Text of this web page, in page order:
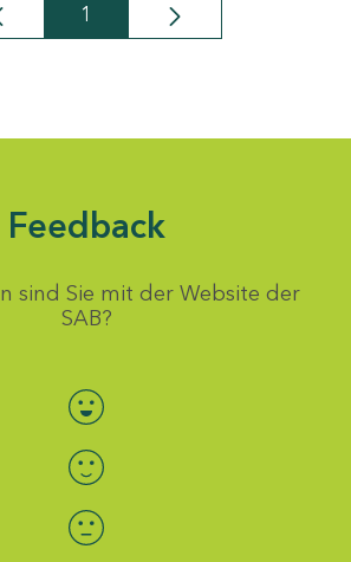
Seite
1
Feedback
sind Sie mit der Website der
SAB?
Bewertung auswählen